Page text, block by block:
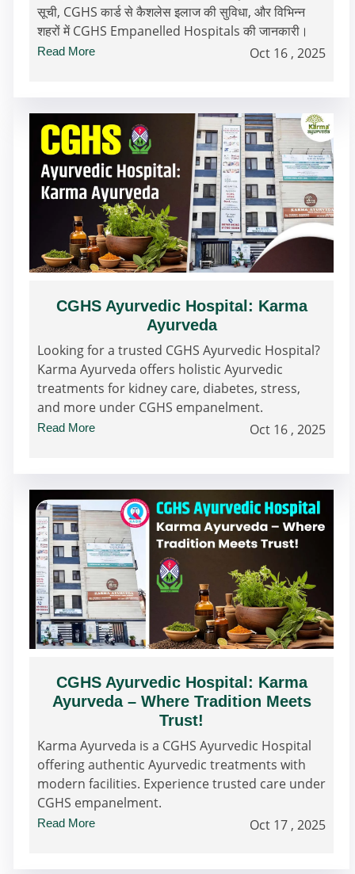
सूची, CGHS कार्ड से कैशलेस इलाज की सुविधा, और विभिन्न
शहरों में CGHS Empanelled Hospitals की जानकारी।
Read More Oct 16 , 2025
CGHS Ayurvedic Hospital: Karma
Ayurveda
Looking for a trusted CGHS Ayurvedic Hospital?
Karma Ayurveda offers holistic Ayurvedic
treatments for kidney care, diabetes, stress,
and more under CGHS empanelment.
Read More Oct 16 , 2025
CGHS Ayurvedic Hospital: Karma
Ayurveda – Where Tradition Meets
Trust!
Karma Ayurveda is a CGHS Ayurvedic Hospital
offering authentic Ayurvedic treatments with
modern facilities. Experience trusted care under
CGHS empanelment.
Read More Oct 17 , 2025